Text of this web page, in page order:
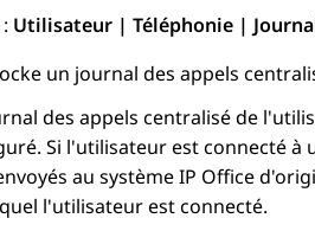
Utilisateur | Téléphonie |
un journal des appels
des appels centralisé de
Si l'utilisateur est connecté à
au systèmeIP Office
l'utilisateur est connecté.